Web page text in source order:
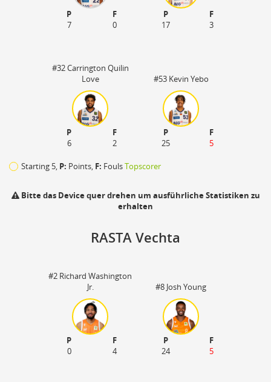
P
F
7
0
P
F
17
3
#32 Carrington Quilin
Love
P
F
6
2
#53 Kevin Yebo
P
F
25
5
Starting 5, P: Points, F: FoulsTopscorer
Bitte das Device quer drehen um ausführliche Statistiken zu
erhalten
RASTA Vechta
#2 Richard Washington
Jr.
P
F
0
4
#8 Josh Young
P
F
24
5